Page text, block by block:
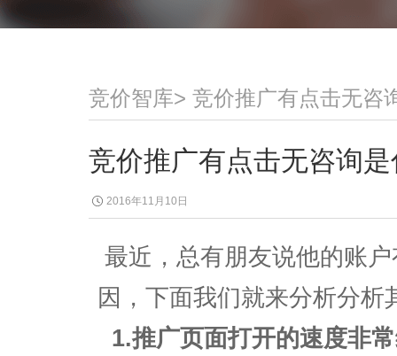
竞价智库> 竞价推广有点击无咨
竞价推广有点击无咨询
2016年11月10日
最近，总有朋友说他的账
因，下面我们就来分析分析
1.推广页面打开的速度非